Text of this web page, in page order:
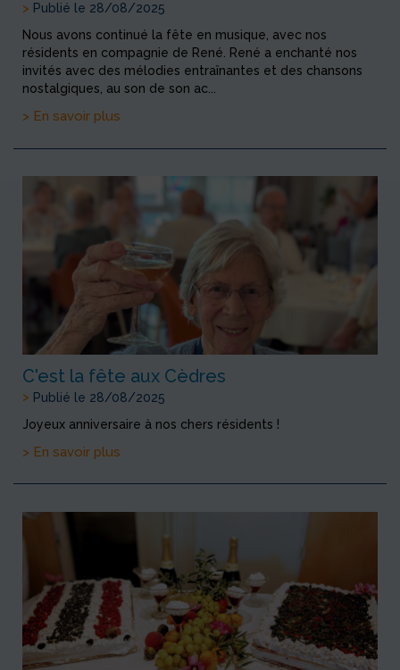
> Publié le 28/08/2025
Nous avons continué la fête en musique, avec nos
résidents en compagnie de René. René a enchanté nos
invités avec des mélodies entraînantes et des chansons
nostalgiques, au son de son ac...
> En savoir plus
C'est la fête aux Cèdres
> Publié le 28/08/2025
Joyeux anniversaire à nos chers résidents !
> En savoir plus